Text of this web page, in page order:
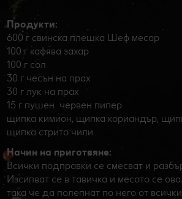
Продукти:
600 г свинска плешка Шеф месар
100 г кафява захар
100 г сол
30 г чесън на прах
30 г лук на прах
15 г пушен червен пипер
щипка кимион, щипка кориандър,
щипка стрито чили
Начин на приготвяне:
Всички подправки се смесват и
Изсипват се в тавичка и месото се
така че да полепнат по него от